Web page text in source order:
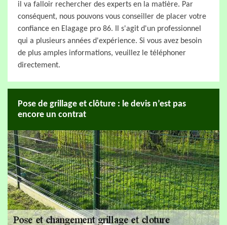
il va falloir rechercher des experts en la matière. Par
conséquent, nous pouvons vous conseiller de placer votre
confiance en Elagage pro 86. Il s'agit d'un professionnel
qui a plusieurs années d'expérience. Si vous avez besoin
de plus amples informations, veuillez le téléphoner
directement.
Pose de grillage et clôture : le devis n’est pas
encore un contrat